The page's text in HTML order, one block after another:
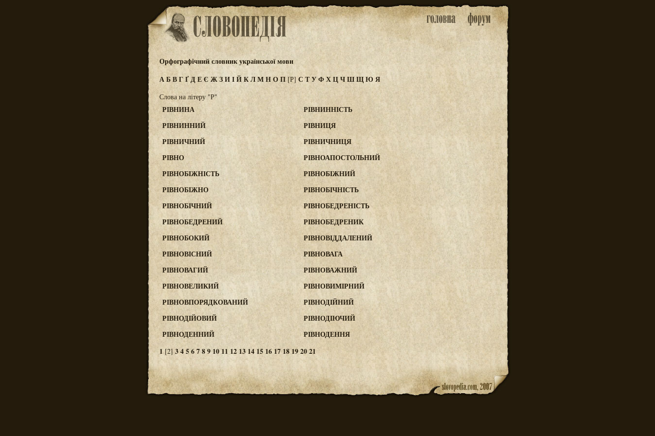
Орфографічний словник української мови
АБВГҐДЕЄ ЖЗИІЙКЛМНОП [Р] С ТУФХЦЧШЩЮ Я
Слова на літеру "Р"
РІВНИНА
РІВНИННІСТЬ
РІВНИННИЙ
РІВНИЦЯ
РІВНИЧНИЙ
РІВНИЧНИЦЯ
РІВНО
РІВНОАПОСТОЛЬНИЙ
РІВНОБІЖНІСТЬ
РІВНОБІЖНИЙ
РІВНОБІЖНО
РІВНОБІЧНІСТЬ
РІВНОБІЧНИЙ
РІВНОБЕДРЕНІСТЬ
РІВНОБЕДРЕНИЙ
РІВНОБЕДРЕНИК
РІВНОБОКИЙ
РІВНОВІДДАЛЕНИЙ
РІВНОВІСНИЙ
РІВНОВАГА
РІВНОВАГИЙ
РІВНОВАЖНИЙ
РІВНОВЕЛИКИЙ
РІВНОВИМІРНИЙ
РІВНОВПОРЯДКОВАНИЙ
РІВНОДІЙНИЙ
РІВНОДІЙОВИЙ
РІВНОДІЮЧИЙ
РІВНОДЕННИЙ
РІВНОДЕННЯ
1[2] 3456789 10 11 12 13 14 15 16 17 18 192021